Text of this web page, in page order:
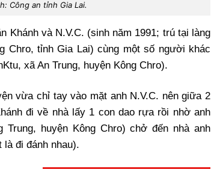
Công an tỉnh Gia Lai.
Khánh và N.V.C. (sinh năm 1991; trú tại làng
Chro, tỉnh Gia Lai) cùng một số người khác
xã An Trung, huyện Kông Chro).
vừa chỉ tay vào mặt anh N.V.C. nên giữa 2
đi về nhà lấy 1 con dao rựa rồi nhờ anh
huyện Kông Chro) chở đến nhà anh
đi đánh nhau).